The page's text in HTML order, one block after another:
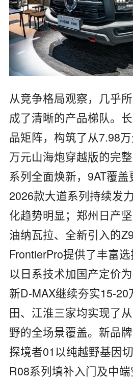
从竞争格局观察，几乎
成了清晰的产品梯队。
品矩阵，构筑了从7.98
万元山海炮穿越版的完
系列全面焕新，9AT覆
2026款大道系列持续发
化趋势明显；郑州日产
油纳瓦拉、全新引入的
FrontierPro提供了丰富
以日系技术加国产定价
新D-MAX继续夯实15-
田、江淮三家均实现了
野的全场景覆盖。新品
探境者01以纯越野基因
R08系列填补入门及中